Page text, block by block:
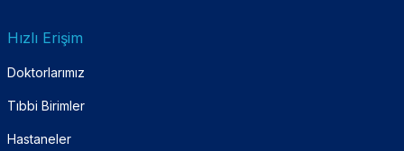
Hızlı Erişim
Doktorlarımız
Tıbbi Birimler
Hastaneler